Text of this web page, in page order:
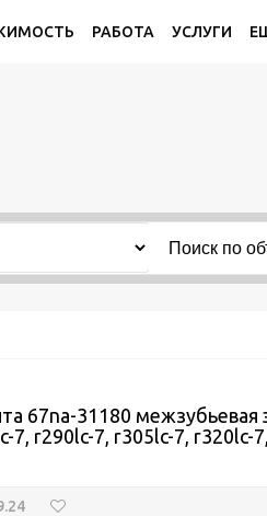
РАБОТА УСЛУГИ
67na-31180 межзубьевая
7, r290lc-7, r305lc-7, r320lc-